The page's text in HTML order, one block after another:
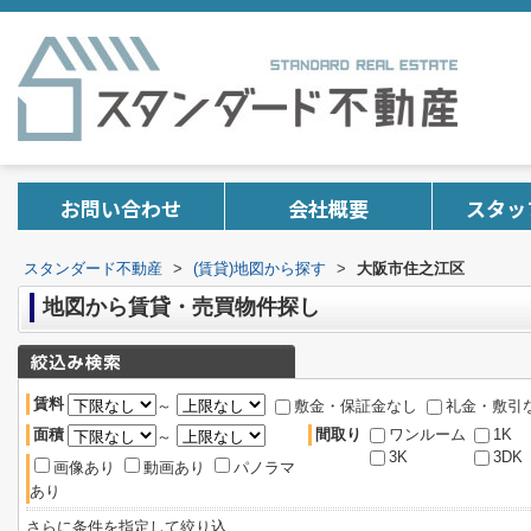
お問い合わせ 会社概要 スタ
スタンダード不動産 > (賃貸)地図から探す > 大阪市住之江区
地図から賃貸・売買物件探し
賃料 ～ 敷金・保証金なし
礼金・敷引
面積
～
画像あり
動画あり
パノラマ
あり
間取り ワンルーム
1K
3K
3DK
さらに条件を指定して絞り込